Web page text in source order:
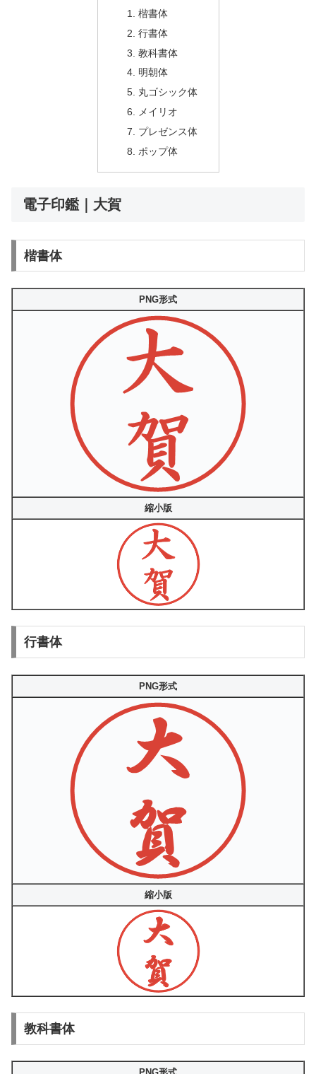
楷書体
行書体
教科書体
明朝体
丸ゴシック体
メイリオ
プレゼンス体
ポップ体
電子印鑑｜大賀
楷書体
PNG形式
縮小版
行書体
PNG形式
縮小版
教科書体